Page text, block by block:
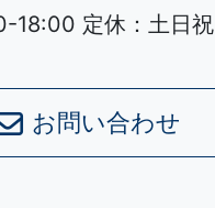
18:00 定休：土日祝
お問い合わせ